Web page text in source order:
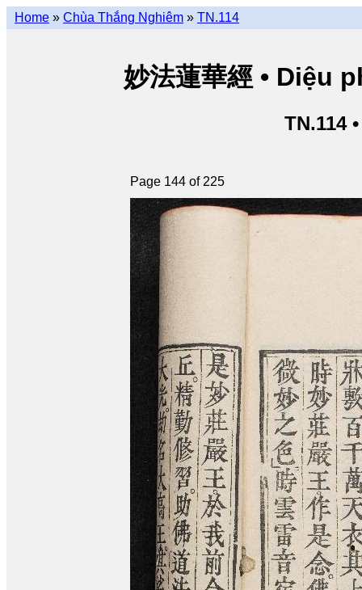
Home » Chùa Thắng Nghiêm » TN.114
妙法蓮華經 • Diệu
TN.114
Page 144 of 225